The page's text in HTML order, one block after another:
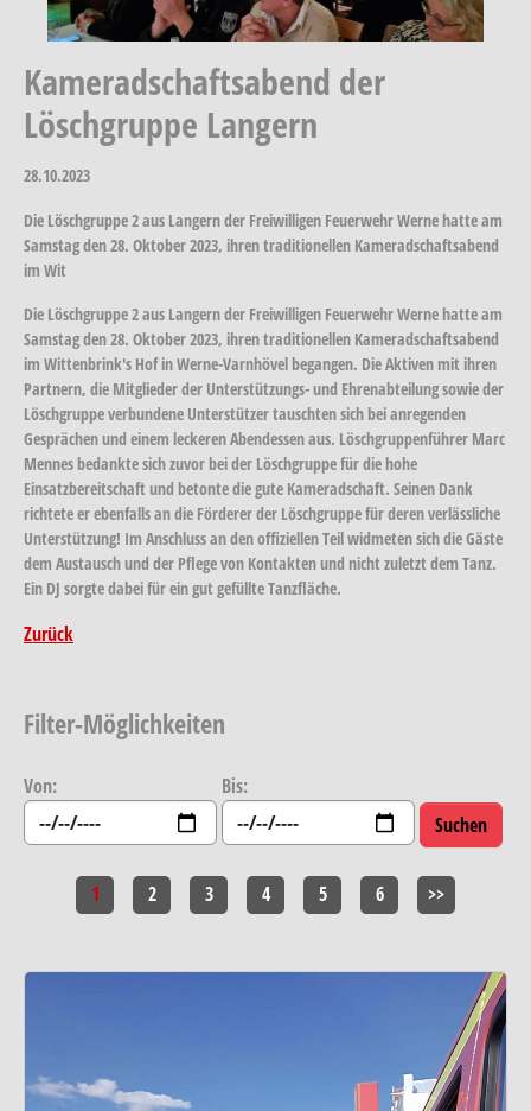
Kameradschaftsabend der
Löschgruppe Langern
28.10.2023
Die Löschgruppe 2 aus Langern der Freiwilligen Feuerwehr Werne hatte am
Samstag den 28. Oktober 2023, ihren traditionellen Kameradschaftsabend
im Wit
Die Löschgruppe 2 aus Langern der Freiwilligen Feuerwehr Werne hatte am
Samstag den 28. Oktober 2023, ihren traditionellen Kameradschaftsabend
im Wittenbrink's Hof in Werne-Varnhövel begangen. Die Aktiven mit ihren
Partnern, die Mitglieder der Unterstützungs- und Ehrenabteilung sowie der
Löschgruppe verbundene Unterstützer tauschten sich bei anregenden
Gesprächen und einem leckeren Abendessen aus. Löschgruppenführer Marc
Mennes bedankte sich zuvor bei der Löschgruppe für die hohe
Einsatzbereitschaft und betonte die gute Kameradschaft. Seinen Dank
richtete er ebenfalls an die Förderer der Löschgruppe für deren verlässliche
Unterstützung! Im Anschluss an den offiziellen Teil widmeten sich die Gäste
dem Austausch und der Pflege von Kontakten und nicht zuletzt dem Tanz.
Ein DJ sorgte dabei für ein gut gefüllte Tanzfläche.
Zurück
Filter-Möglichkeiten
Von: Bis:
1 2 3 4 5 6 >>